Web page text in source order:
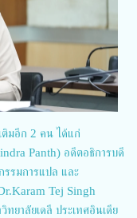
มอีก 2 คน ได้แก่
Panth) อดีตอธิการบดี
รรมการแปล และ
Tej Singh
ยาลัยเดลี ประเทศอินเดีย